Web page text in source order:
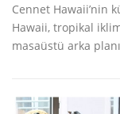
Cennet Hawaii’nin
Hawaii, tropikal
masaüstü arka